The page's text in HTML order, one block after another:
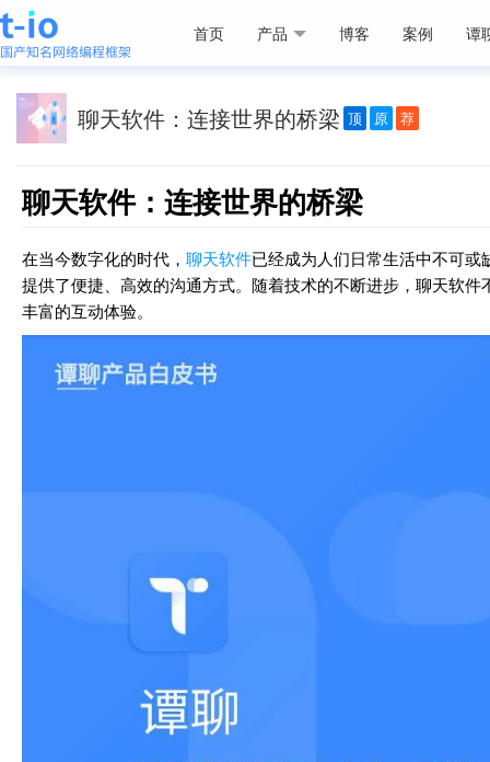
首页 产品 博客 案例 谭
聊天软件：连接世界的桥梁 顶 原 荐
聊天软件：连接世界的桥梁
在当今数字化的时代， 聊天软件已经成为人们日常生活中不可
提供了便捷、高效的沟通方式。随着技术的不断进步，聊天软
丰富的互动体验。